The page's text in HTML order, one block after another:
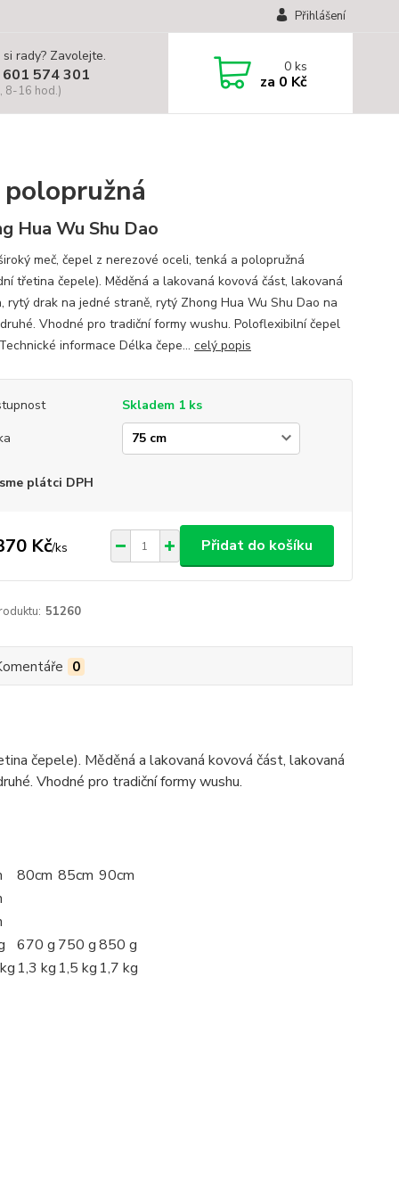
Přihlášení
rady? Zavolejte.
574 301
8-16 hod.)
0ks
za 0 Kč
Hua Wu Shu Dao
meč, čepel z nerezové oceli, tenká a polopružná
třetina čepele). Měděná a lakovaná kovová část, lakovaná
rytý drak na jedné straně, rytý Zhong Hua Wu Shu Dao na
Vhodné pro tradiční formy wushu. Poloflexibilní čepel
informace Délka čepe... celý popis
Skladem 1 ks
plátci DPH
Kč/ks Přidat do košíku
51260
0
čepele). Měděná a lakovaná kovová část, lakovaná
Vhodné pro tradiční formy wushu.
80cm 85cm 90cm
670 g 750 g850 g
1,3 kg 1,5 kg 1,7 kg